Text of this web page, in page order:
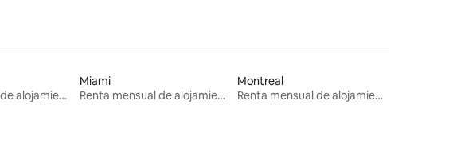
Renta mensual de alojamientos
Miami
Renta mensual de alojamientos
Montreal
Renta mensual de alojamientos